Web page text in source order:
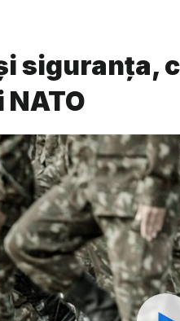
siguranța,